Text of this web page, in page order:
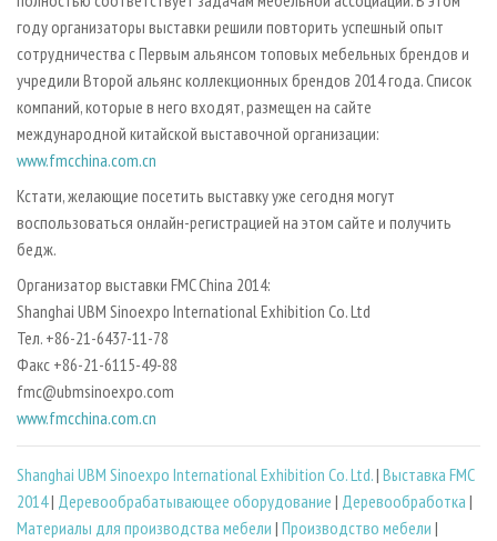
году организаторы выставки решили повторить успешный опыт
сотрудничества с Первым альянсом топовых мебельных брендов и
учредили Второй альянс коллекционных брендов 2014 года. Список
компаний, которые в него входят, размещен на сайте
международной китайской выставочной организации:
www.fmcchina.com.cn
Кстати, желающие посетить выставку уже сегодня могут
воспользоваться онлайн-регистрацией на этом сайте и получить
бедж.
Организатор выставки FMC China 2014:
Shanghai UBM Sinoexpo International Exhibition Co. Ltd
Тел. +86-21-6437-11-78
Факс +86-21-6115-49-88
fmc@ubmsinoexpo.com
www.fmcchina.com.cn
Shanghai UBM Sinoexpo International Exhibition Co. Ltd.| Выставка FMC
2014| Деревообрабатывающее оборудование | Деревообработка |
Материалы для производства мебели | Производство мебели |